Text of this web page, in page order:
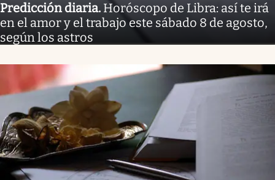
Predicción diaria. Horóscopo de Libra: así te irá
en el amor y el trabajo este sábado 8 de agosto,
según los astros